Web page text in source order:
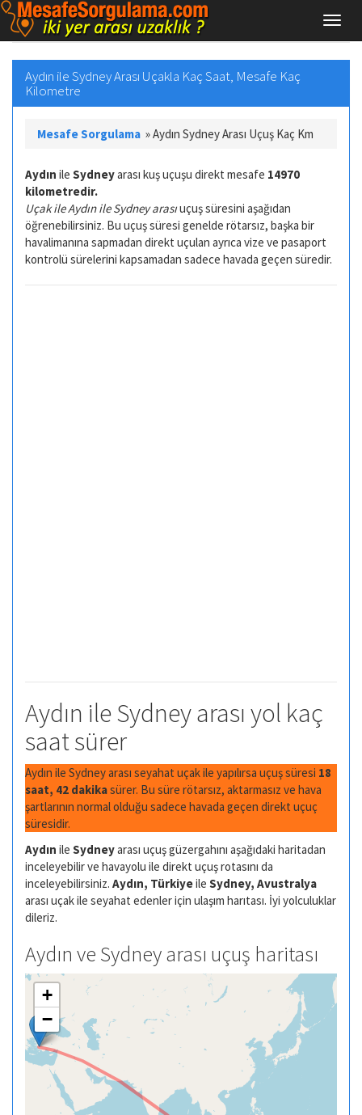
Aydın ile Sydney Arası Uçakla Kaç Saat, Mesafe Kaç
Kilometre
Mesafe Sorgulama »Aydın Sydney Arası Uçuş Kaç Km
Aydın ile Sydneyarası kuş uçuşu direkt mesafe 14970
kilometredir.
Uçak ile Aydın ile Sydney arasıuçuş süresini aşağıdan
öğrenebilirsiniz. Bu uçuş süresi genelde rötarsız, başka bir
havalimanına sapmadan direkt uçulan ayrıca vize ve pasaport
kontrolü sürelerini kapsamadan sadece havada geçen süredir.
Aydın ile Sydney arası yol kaç
saat sürer
Aydın ile Sydney arası seyahat uçak ile yapılırsa uçuş süresi 18
saat, 42 dakikasürer. Bu süre rötarsız, aktarmasız ve hava
şartlarının normal olduğu sadece havada geçen direkt uçuç
süresidir.
Aydın ile Sydneyarası uçuş güzergahını aşağıdaki haritadan
inceleyebilir ve havayolu ile direkt uçuş rotasını da
inceleyebilirsiniz. Aydın, Türkiyeile Sydney, Avustralya
arası uçak ile seyahat edenler için ulaşım harıtası. İyi yolculuklar
dileriz.
Aydın ve Sydney arası uçuş haritası
+
−